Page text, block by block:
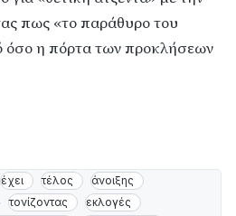
πως «το παράθυρο του
όσο η πόρτα των προκλήσεων
έχει τέλος
άνοιξης
τονίζοντας εκλογές